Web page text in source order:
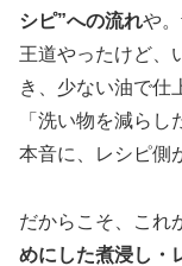
シピ”への流れや
王道やったけど、
き、少ない油で仕
「洗い物を減ら
本音に、レシピ側
だからこそ、これ
めにした煮浸し・